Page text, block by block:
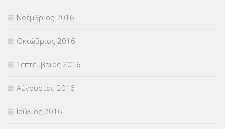
Νοέμβριος 2016
Οκτώβριος 2016
Σεπτέμβριος 2016
Αύγουστος 2016
Ιούλιος 2016